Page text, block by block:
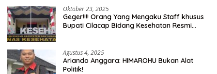
Oktober 23, 2025
Geger!!!! Orang Yang Mengaku Staff khusus
Bupati Cilacap Bidang Kesehatan Resmi
Agustus 4, 2025
Ariando Anggara: HIMAROHU Bukan Alat
Politik!